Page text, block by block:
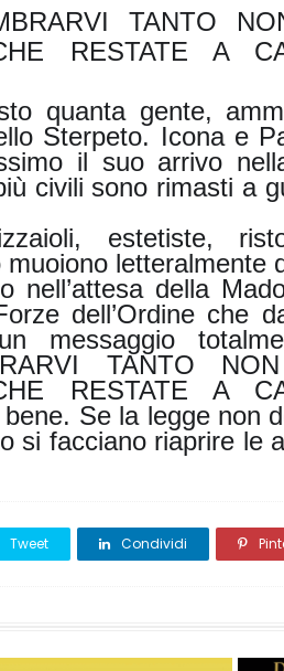
TANTO
RESTATE A
quanta gente,
Sterpeto. Icona e
il suo arrivo
civili sono rimasti a
estetiste,
muoiono letteralmente
nell’attesa della
dell’Ordine che
TANTO
RESTATE A
Se la legge non
si facciano riaprire le
Tweet Condividi